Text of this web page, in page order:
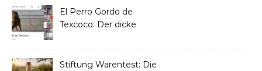
El Perro Gordo de
Texcoco: Der dicke
Stiftung Warentest: Die